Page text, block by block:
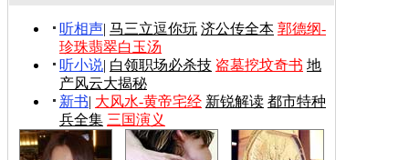
听相声| 马三立逗你玩 济公传全本 郭德纲-
珍珠翡翠白玉汤
听小说| 白领职场必杀技 盗墓挖坟奇书 地
产风云大揭秘
新书| 大风水-黄帝宅经 新锐解读 都市特种
兵全集 三国演义